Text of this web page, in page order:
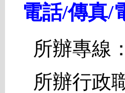
電話/傳真/
所辦專線
所辦行政